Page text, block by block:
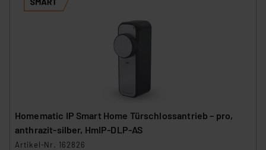
Homematic IP Smart Home Türschlossantrieb – pro,
anthrazit-silber, HmIP‑DLP‑AS
Artikel-Nr. 162826